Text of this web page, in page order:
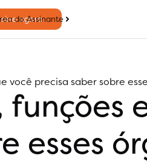
agora
do Assinante
você precisa saber sobre
funções
esses